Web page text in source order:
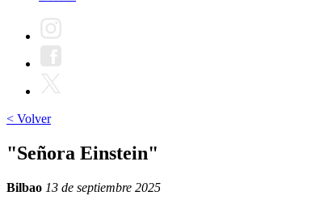
< Volver
"Señora Einstein"
Bilbao 13 de septiembre 2025